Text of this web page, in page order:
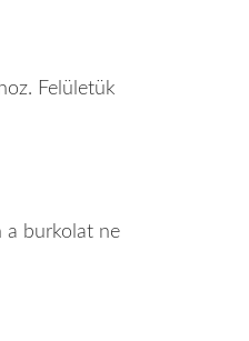
Felületük
a burkolat ne